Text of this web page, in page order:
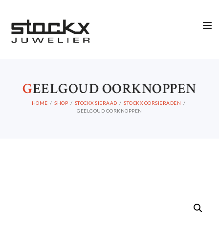
GEELGOUD OORKNOPPEN
HOME SHOP STOCKX SIERAAD
STOCKX OORSIERADEN
GEELGOUD OORKNOPPEN